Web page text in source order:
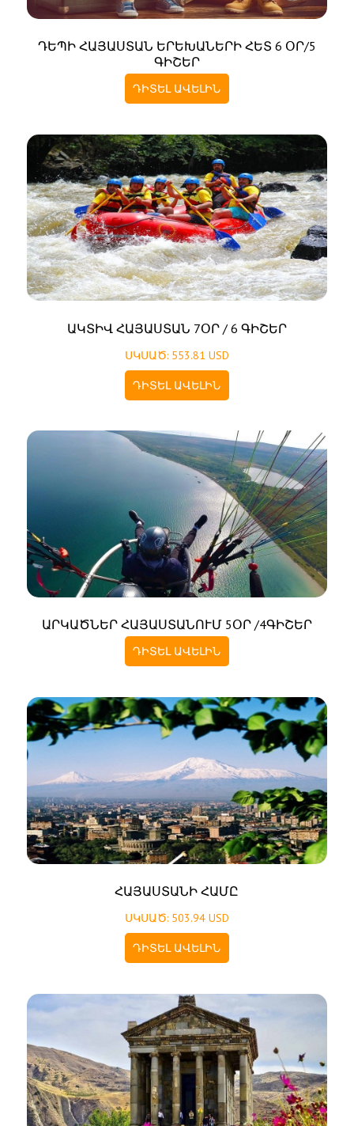
ԴԵՊԻ ՀԱՅԱՍՏԱՆ ԵՐԵԽԱՆԵՐԻ ՀԵՏ 6 ՕՐ/5
ԳԻՇԵՐ
ԴԻՏԵԼ ԱՎԵԼԻՆ
ԱԿՏԻՎ ՀԱՅԱՍՏԱՆ 7ՕՐ / 6 ԳԻՇԵՐ
ՍԿՍԱԾ: 553.81 USD
ԴԻՏԵԼ ԱՎԵԼԻՆ
ԱՐԿԱԾՆԵՐ ՀԱՅԱՍՏԱՆՈՒՄ 5ՕՐ /4ԳԻՇԵՐ
ԴԻՏԵԼ ԱՎԵԼԻՆ
ՀԱՅԱՍՏԱՆԻ ՀԱՄԸ
ՍԿՍԱԾ: 503.94 USD
ԴԻՏԵԼ ԱՎԵԼԻՆ